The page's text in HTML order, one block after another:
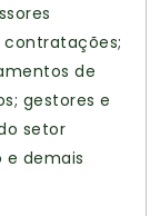
contratações;
de
gestores e
setor
e demais